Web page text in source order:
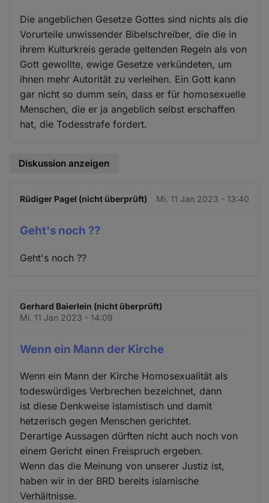
Die angeblichen Gesetze Gottes sind nichts als die
Vorurteile unwissender Bibelschreiber, die die in
ihrem Kulturkreis gerade geltenden Regeln als von
Gott gewollte, ewige Gesetze verkündeten, um
ihnen mehr Autorität zu verleihen. Ein Gott kann
gar nicht so dumm sein, dass er für homosexuelle
Menschen, die er ja angeblich selbst erschaffen
hat, die Todesstrafe fordert.
Diskussion anzeigen
Rüdiger Pagel (nicht überprüft) Mi. 11 Jan 2023 - 13:40
Geht's noch ??
Geht's noch ??
Gerhard Baierlein (nicht überprüft)
Mi. 11 Jan 2023 - 14:09
Wenn ein Mann der Kirche
Wenn ein Mann der Kirche Homosexualität als
todeswürdiges Verbrechen bezeichnet, dann
ist diese Denkweise islamistisch und damit
hetzerisch gegen Menschen gerichtet.
Derartige Aussagen dürften nicht auch noch von
einem Gericht einen Freispruch ergeben.
Wenn das die Meinung von unserer Justiz ist,
haben wir in der BRD bereits islamische
Verhältnisse.